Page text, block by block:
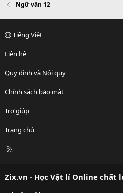
Ngữ văn 12
Tiếng Việt
Liên hệ
Quy định và Nội quy
Chính sách bảo mật
Trợ giúp
Trang chủ
R
Zix.vn - Học Vật lí Online chất